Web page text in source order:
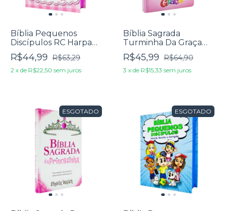
Bíblia Pequenos
Discípulos RC Harpa
Avivada E Corinhos
Rosa
R$44,99 R$63,29
2 x de R$22,50 sem juros
Bíblia Sagrada
Turminha Da Graça
Capa Rosa
R$45,99 R$64,90
3 x de R$15,33 sem juros
ESGOTADO ESGOTADO